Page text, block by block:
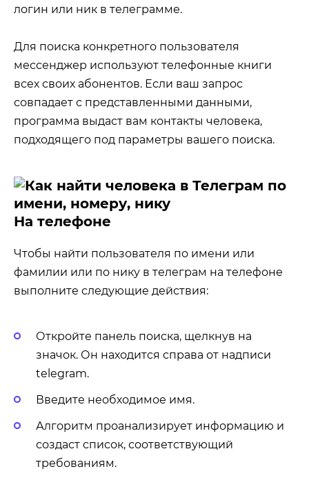
логин или ник в телеграмме.
Для поиска конкретного пользователя
мессенджер используют телефонные книги
всех своих абонентов. Если ваш запрос
совпадает с представленными данными,
программа выдаст вам контакты человека,
подходящего под параметры вашего поиска.
На телефоне
Чтобы найти пользователя по имени или
фамилии или по нику в телеграм на телефоне
выполните следующие действия:
Откройте панель поиска, щелкнув на
значок. Он находится справа от надписи
telegram.
Введите необходимое имя.
Алгоритм проанализирует информацию и
создаст список, соответствующий
требованиям.